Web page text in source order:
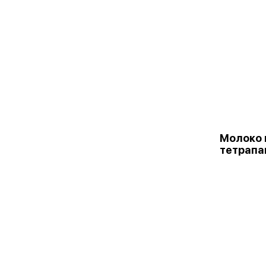
Молоко